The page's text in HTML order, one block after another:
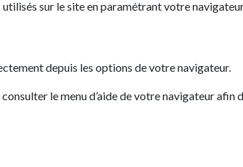
sur le site en paramétrant votre
depuis les options de votre navigateur.
le menu d’aide de votre navigateur